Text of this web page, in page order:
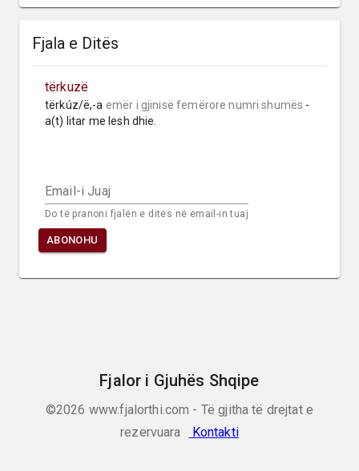
Fjala e Ditës
tërkuzë
tërkúz/ë,-a emër i gjinisë femërore numri shumës -
a(t) litar me lesh dhie.
Email-i Juaj
Do të pranoni fjalën e ditës në email-in tuaj
ABONOHU
Fjalor i Gjuhës Shqipe
©2026 www.fjalorthi.com - Të gjitha të drejtat e
rezervuara
Kontakti